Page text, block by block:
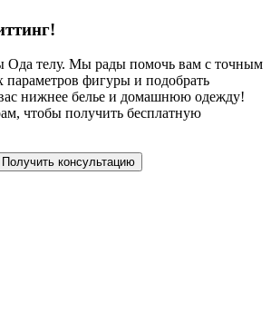
Ода телу. Мы рады помочь вам с точным
параметров фигуры и подобрать
нижнее белье и домашнюю одежду!
чтобы получить бесплатную
Получить консультацию